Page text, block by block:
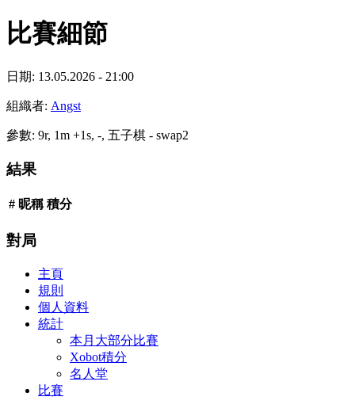
比賽細節
日期: 13.05.2026 - 21:00
組織者: Angst
參數: 9r, 1m +1s, -, 五子棋 - swap2
結果
# 昵稱 積分
對局
主頁
規則
個人資料
統計
本月大部分比賽
Xobot積分
名人堂
比賽